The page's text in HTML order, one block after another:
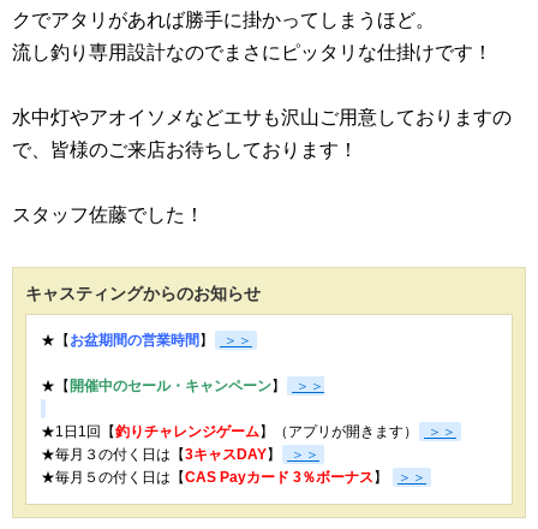
クでアタリがあれば勝手に掛かってしまうほど。
流し釣り専用設計なのでまさにピッタリな仕掛けです！
水中灯やアオイソメなどエサも沢山ご用意しておりますの
で、皆様のご来店お待ちしております！
スタッフ佐藤でした！
キャスティングからのお知らせ
★【 お盆期間の営業時間 】 ＞＞
★【 開催中のセール・キャンペーン】 ＞＞
★1日1回【釣りチャレンジゲーム】（アプリが開きます）
＞＞
★毎月３の付く日は【3キャスDAY】
＞＞
★毎月５の付く日は【CAS Payカード 3％ボーナス 】 ＞＞